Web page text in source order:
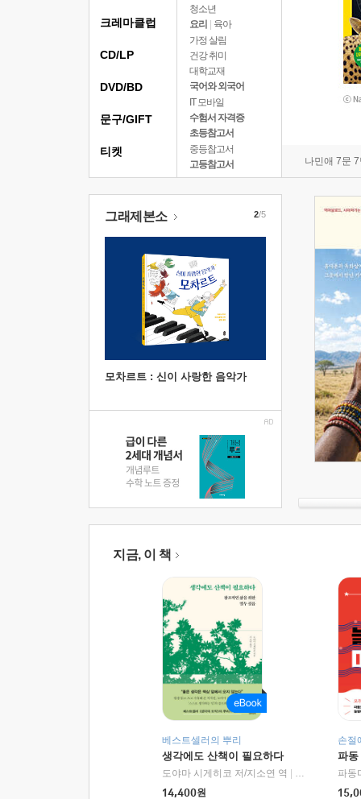
청소년
요리
육아
가정 살림
건강 취미
대학교재
국어와 외국어
IT 모바일
수험서 자격증
초등참고서
중등참고서
고등참고서
나민애 7문
크레마클럽
CD/LP
DVD/BD
문구/GIFT
티켓
그래제본소
모차르트 : 신이 사랑한 음악가
2/5
지금, 이 책
베스트셀러의 뿌리
생각에도 산책이 필요하다
도야마 시게히코 저/지소연 역
알에이치코리
14,400원
손절
파동
파동